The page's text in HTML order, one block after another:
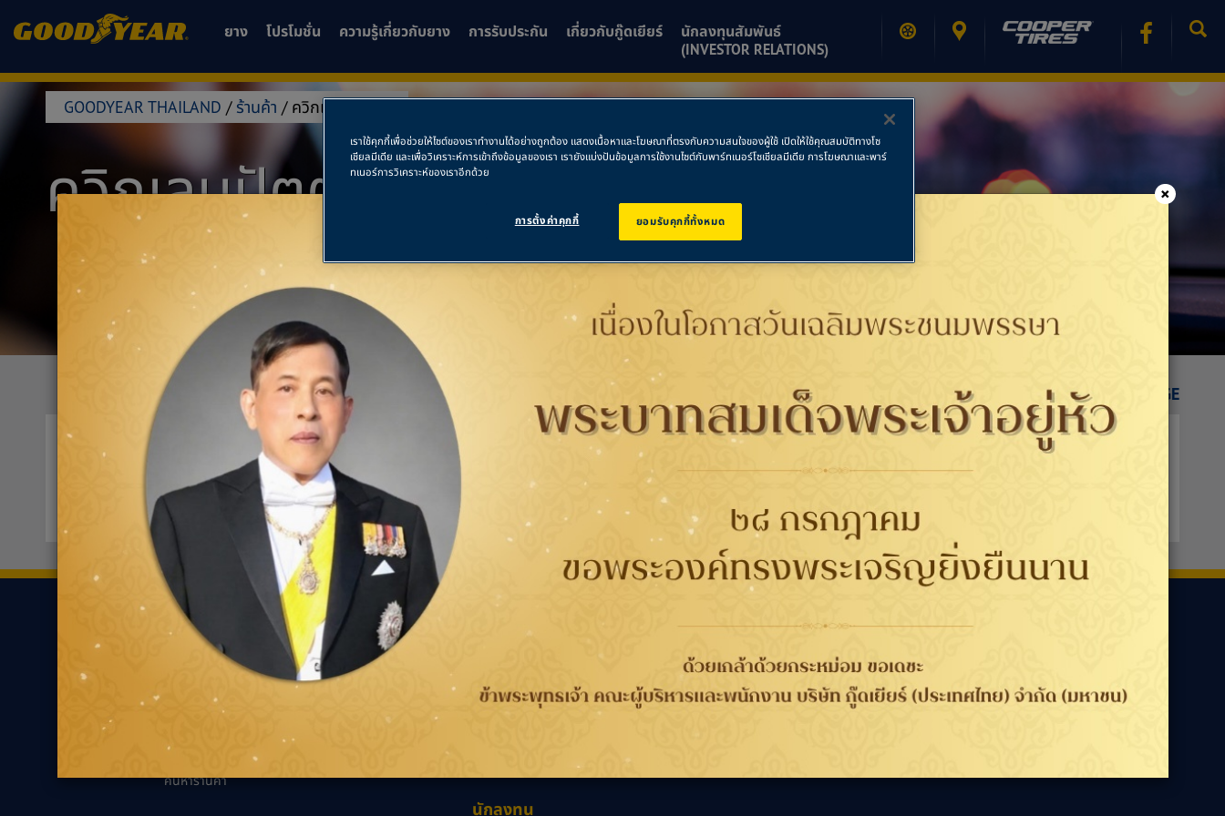
×
ยาง โปรโมชั่น ความรู้เกี่ยวกับยาง การรับประกัน เกี่ยวกับกู๊ดเยียร์
นักลงทุนสัมพันธ์
(INVESTOR RELATIONS)
GOODYEAR THAILAND / ร้านค้า / ควิกเลนปัตตานี
ควิกเลนปัตตานี
PRINT PAGE
ควิกเลนปัตตานี
ขอเส้นทาง
0980178809 Quick Lane
ยาง
ค้นหาตามประเภทของ
ค้นหาตามประเภทรถยนต์
ตัวแทนจำหน่ายกู๊ด
เยียร์
ค้นหาร้านค้า
ความรู้เกี่ยวกับยาง
นวัตกรรมเพื่ออนาคต
แนะนำการเลือกยางที่
เหมาะกับรถคุณ
การรับประกัน
WORRY FREE ขับขี่
นักลงทุน
ความรับผิดชอบต่อสังคม
ร่วมงานกับเรา
ติดต่อเรา
เลือกประเทศ / ภูมิภาค
เราใช้คุกกี้เพื่อช่วยให้ไซต์ของเราทำงานได้อย่างถูกต้อง แสดงเนื้อหาและโฆษณาที่ตรงกับความสนใจของผู้ใช้ เปิดให้ใช้คุณสมบัติทางโซ
เชียลมีเดีย และเพื่อวิเคราะห์การเข้าถึงข้อมูลของเรา เรายังแบ่งปันข้อมูลการใช้งานไซต์กับพาร์ทเนอร์โซเชียลมีเดีย การโฆษณาและพาร์
ทเนอร์การวิเคราะห์ของเราอีกด้วย
ยอมรับคุกกี้ทั้งหมด
การตั้งค่าคุกกี้